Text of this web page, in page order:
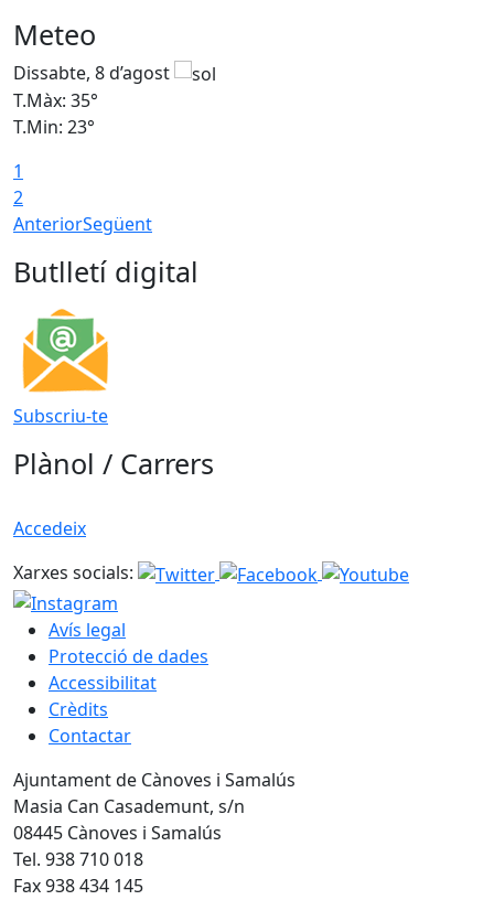
Meteo
Dissabte, 8 d’agost
T.Màx: 35°
T.Min: 23°
1
2
AnteriorSegüent
Butlletí digital
Subscriu-te
Plànol / Carrers
Accedeix
Xarxes socials:
Avís legal
Protecció de dades
Accessibilitat
Crèdits
Contactar
Ajuntament de Cànoves i Samalús
Masia Can Casademunt, s/n
08445 Cànoves i Samalús
Tel. 938 710 018
Fax 938 434 145